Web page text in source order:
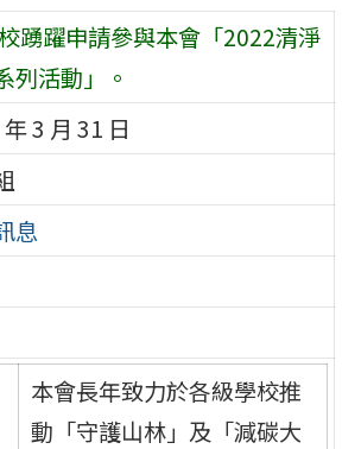
踴躍申請參與本會「2022清淨
列活動」。
3 月 31 日
息
本會長年致力於各級學校推
動「守護山林」及「減碳大